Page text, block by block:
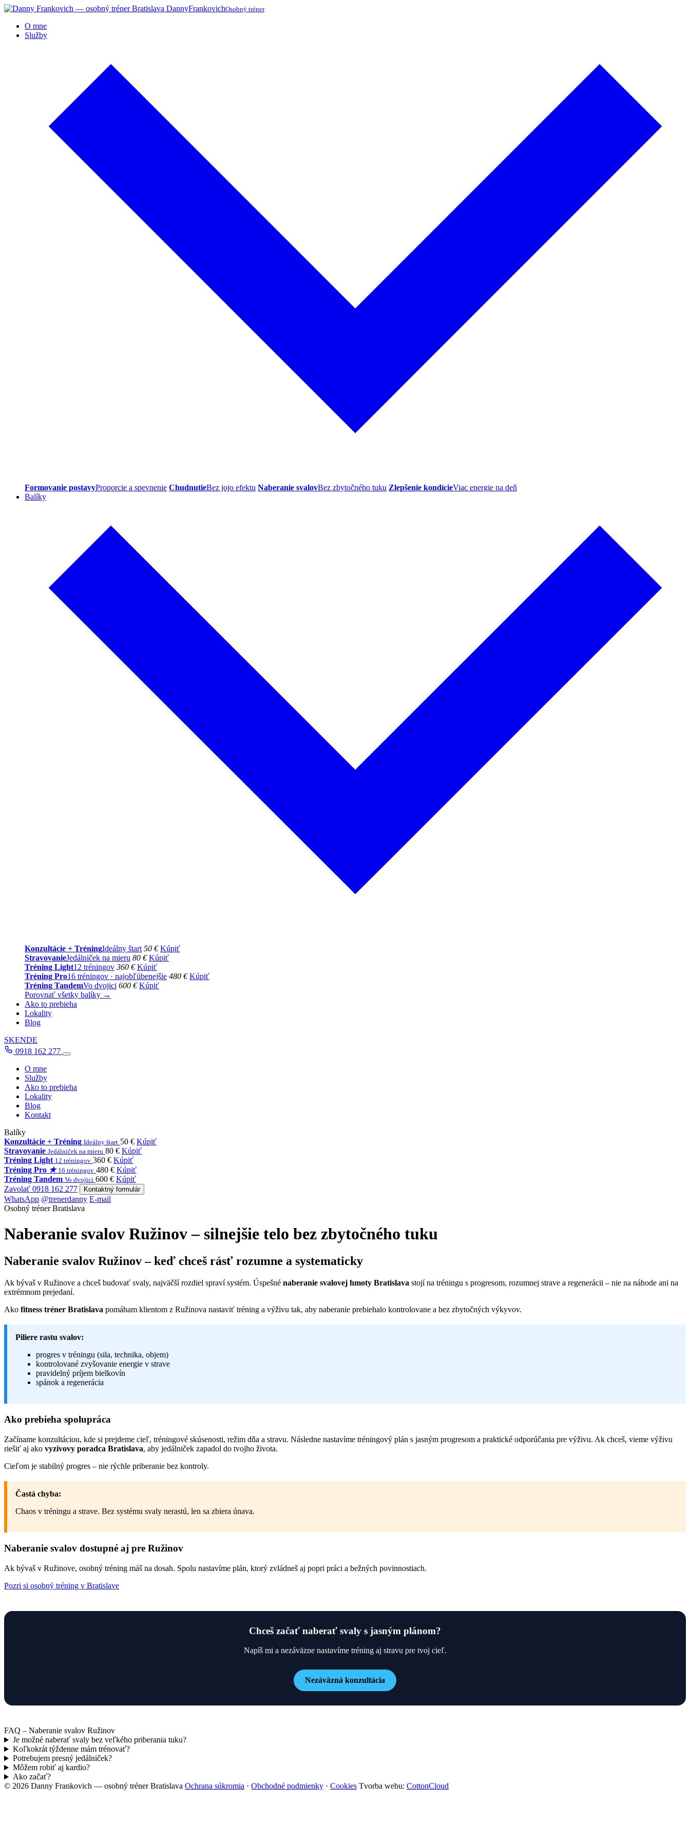
DannyFrankovichOsobný tréner
O mne
Služby
Formovanie postavyProporcie a spevnenie ChudnutieBez jojo efektu Naberanie svalovBez zbytočného tuku Zlepšenie kondícieViac energie na deň
Balíky
Konzultácie + TréningIdeálny štart 50 € Kúpiť
StravovanieJedálniček na mieru 80 € Kúpiť
Tréning Light12 tréningov 360 € Kúpiť
Tréning Pro16 tréningov · najobľúbenejšie 480 € Kúpiť
Tréning TandemVo dvojici 600 € Kúpiť
Porovnať všetky balíky →
Ako to prebieha
Lokality
Blog
SKENDE
0918 162 277
O mne
Služby
Ako to prebieha
Lokality
Blog
Kontakt
Balíky
Konzultácie + Tréning Ideálny štart 50 € Kúpiť
Stravovanie Jedálniček na mieru 80 € Kúpiť
Tréning Light 12 tréningov 360 € Kúpiť
Tréning Pro ★ 16 tréningov 480 € Kúpiť
Tréning Tandem Vo dvojici 600 € Kúpiť
Zavolať 0918 162 277
Kontaktný formulár
WhatsApp @trenerdanny E-mail
Osobný tréner Bratislava
Naberanie svalov Ružinov – silnejšie telo bez zbytočného tuku
Naberanie svalov Ružinov – keď chceš rásť rozumne a systematicky
Ak bývaš v Ružinove a chceš budovať svaly, najväčší rozdiel spraví systém. Úspešné naberanie svalovej hmoty Bratislava stojí na tréningu s progresom, rozumnej strave a regenerácii – nie na náhode ani na
extrémnom prejedaní.
Ako fitness tréner Bratislava pomáham klientom z Ružinova nastaviť tréning a výživu tak, aby naberanie prebiehalo kontrolovane a bez zbytočných výkyvov.
Piliere rastu svalov:
progres v tréningu (sila, technika, objem)
kontrolované zvyšovanie energie v strave
pravidelný príjem bielkovín
spánok a regenerácia
Ako prebieha spolupráca
Začíname konzultáciou, kde si prejdeme cieľ, tréningové skúsenosti, režim dňa a stravu. Následne nastavíme tréningový plán s jasným progresom a praktické odporúčania pre výživu. Ak chceš, vieme výživu
riešiť aj ako vyzivovy poradca Bratislava, aby jedálniček zapadol do tvojho života.
Cieľom je stabilný progres – nie rýchle priberanie bez kontroly.
Častá chyba:
Chaos v tréningu a strave. Bez systému svaly nerastú, len sa zbiera únava.
Naberanie svalov dostupné aj pre Ružinov
Ak bývaš v Ružinove, osobný tréning máš na dosah. Spolu nastavíme plán, ktorý zvládneš aj popri práci a bežných povinnostiach.
Pozri si osobný tréning v Bratislave
Chceš začať naberať svaly s jasným plánom?
Napíš mi a nezáväzne nastavíme tréning aj stravu pre tvoj cieľ.
Nezáväzná konzultácia
FAQ – Naberanie svalov Ružinov
Je možné naberať svaly bez veľkého priberania tuku?
Koľkokrát týždenne mám trénovať?
Potrebujem presný jedálniček?
Môžem robiť aj kardio?
Ako začať?
© 2026 Danny Frankovich — osobný tréner Bratislava Ochrana súkromia · Obchodné podmienky · Cookies Tvorba webu: CottonCloud